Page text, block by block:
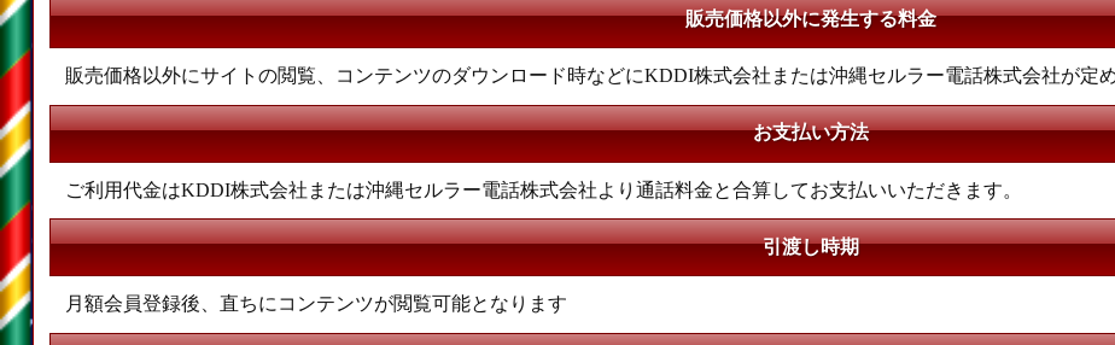
販売価格以外に発生する料金
販売価格以外にサイトの閲覧、コンテンツのダウンロード時などにKDDI株式会社または沖縄セルラー電話株式会社が定
お支払い方法
ご利用代金はKDDI株式会社または沖縄セルラー電話株式会社より通話料金と合算してお支払いいただきます。
引渡し時期
月額会員登録後、直ちにコンテンツが閲覧可能となります